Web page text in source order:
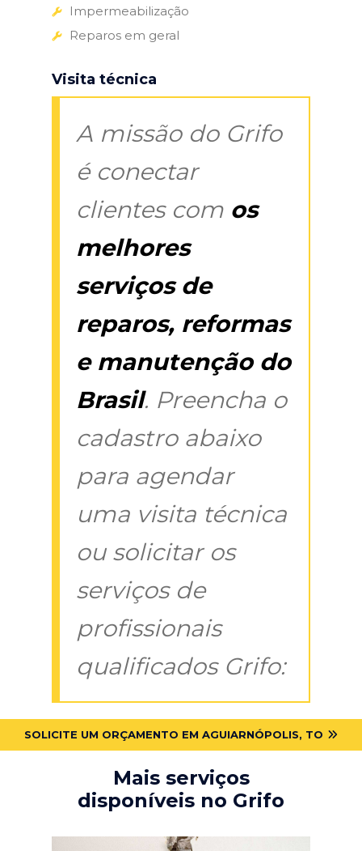
Impermeabilização
Reparos em geral
Visita técnica
A missão do Grifo
é conectar
clientes com os
melhores
serviços de
reparos, reformas
e manutenção do
Brasil. Preencha o
cadastro abaixo
para agendar
uma visita técnica
ou solicitar os
serviços de
profissionais
qualificados Grifo:
SOLICITE UM ORÇAMENTO EM AGUIARNÓPOLIS, TO
Mais serviços
disponíveis no Grifo